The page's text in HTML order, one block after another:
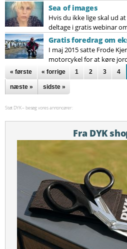
Sea of images
Hvis du ikke lige skal ud
deltage i gratis webinar
Gratis foredrag om
I maj 2015 satte Frode
motorcykel for at køre
Sider
« første « forrige 1 2 3 4
næste » sidste »
Støt DYK – besøg vores annoncører:
Fra DYK